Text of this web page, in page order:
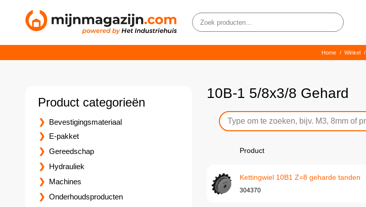
Home / Winkel /
10B-1 5/8x3/8 Gehard
Product
Kettingwiel 10B1 Z=8 geharde tanden
304370
Product categorieën
Bevestigingsmateriaal
E-pakket
Gereedschap
Hydrauliek
Machines
Onderhoudsproducten